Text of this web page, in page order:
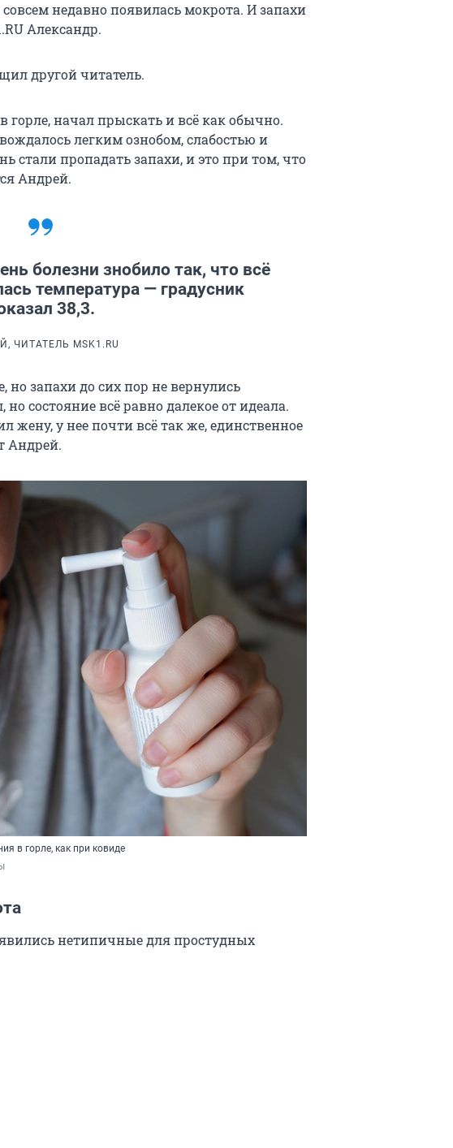
недавно появилась мокрота. И запахи
Александр.
другой читатель.
горле, начал прыскать и всё как обычно.
легким ознобом, слабостью и
стали пропадать запахи, и это при том, что
Андрей.
болезни знобило так, что всё
температура — градусник
38,3.
ЧИТАТЕЛЬ MSK1.RU
но запахи до сих пор не вернулись
состояние всё равно далекое от идеала.
жену, у нее почти всё так же, единственное
Андрей.
в горле, как при ковиде
нетипичные для простудных